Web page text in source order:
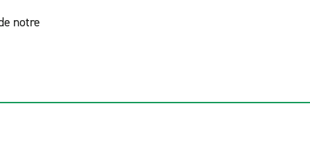
notre